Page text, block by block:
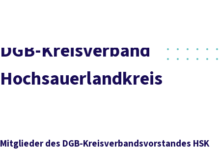
Politik in NRW
DGB-Kreisverband
Hochsauerlandkreis
Mitglieder des DGB-Kreisverbandsvorstandes HSK